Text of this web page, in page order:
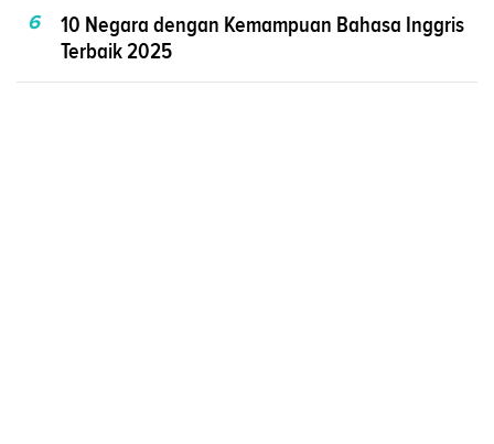
6
10 Negara dengan Kemampuan Bahasa Inggris
Terbaik 2025